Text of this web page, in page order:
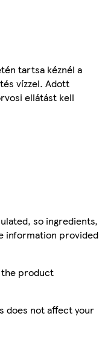
tartsa kéznél a
vízzel. Adott
ellátást kell
so ingredients,
information provided
the product
does not affect your